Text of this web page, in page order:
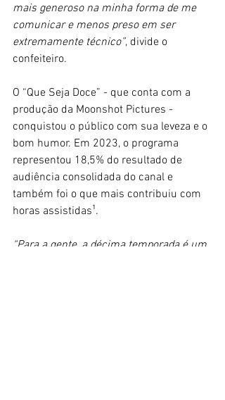
mais generoso na minha forma de me
comunicar e menos preso em ser
extremamente técnico”, divide o
confeiteiro.
O “Que Seja Doce” - que conta com a
produção da Moonshot Pictures -
conquistou o público com sua leveza e o
bom humor. Em 2023, o programa
representou 18,5% do resultado de
audiência consolidada do canal e
também foi o que mais contribuiu com
horas assistidas¹.
“Para a gente, a décima temporada é um